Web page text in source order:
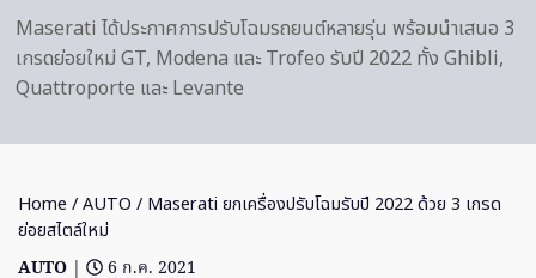
Maserati ได้ประกาศการปรับโฉมรถยนต์หลายรุ่น พร้อมนำเสนอ 3
เกรดย่อยใหม่ GT, Modena และ Trofeo รับปี 2022 ทั้ง Ghibli,
Quattroporte และ Levante
Home /AUTO / Maserati ยกเครื่องปรับโฉมรับปี 2022 ด้วย 3 เกรด
ย่อยสไตล์ใหม่
AUTO | 6 ก.ค. 2021